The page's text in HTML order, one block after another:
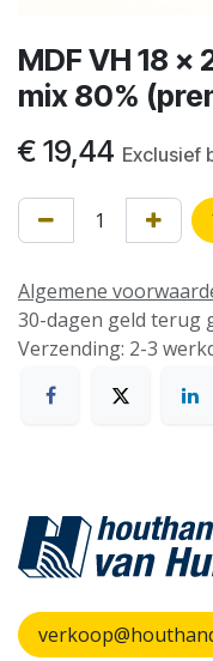
MDF VH 18 x
mix 80%
€ 19,44 Exclusief
Algemene
30-dagen geld terug
Verzending: 2-3